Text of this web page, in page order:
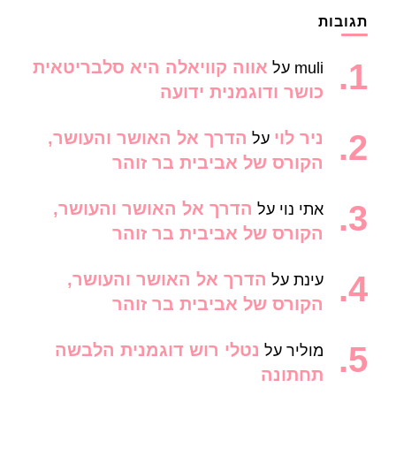
תגובות
muli על אווה קוויאלה היא סלבריטאית
כושר ודוגמנית ידועה
ניר לוי על הדרך אל האושר והעושר,
הקורס של אביבית בר זוהר
אתי נוי על הדרך אל האושר והעושר,
הקורס של אביבית בר זוהר
עינת על הדרך אל האושר והעושר,
הקורס של אביבית בר זוהר
מוליר על נטלי רוש דוגמנית הלבשה
תחתונה